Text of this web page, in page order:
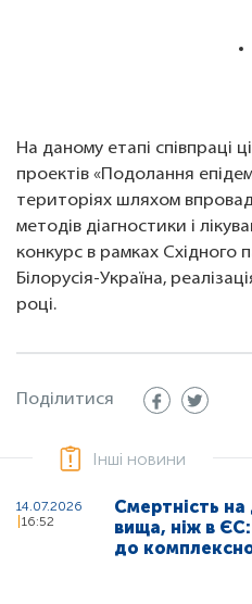
На даному етапі співпраці
проектів «Подолання
територіях шляхом
методів діагностики і
конкурс в рамках Східного
Білорусія-Україна,
році.
Поділитися
Інші новини
14.07.2026
16:52
Смертність на
вища, ніж в
до